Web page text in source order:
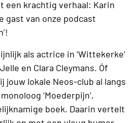
een krachtig verhaal: Karin
gast van onze podcast
als actrice in ‘Wittekerke’
en Clara Cleymans. Óf
jouw lokale Neos-club al langs
‘Moederpijn’,
boek. Daarin vertelt